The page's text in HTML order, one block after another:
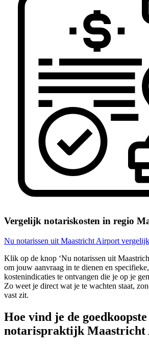
Vergelijk notariskosten in regio
Nu notarissen uit Maastricht Airport
Klik op de knop ‘Nu notarissen uit
om jouw aanvraag in te dienen en
kostenindicaties te ontvangen die je op je
Zo weet je direct wat je te wachten staat,
vast zit.
Hoe vind je de goedkoopste
notarispraktijk